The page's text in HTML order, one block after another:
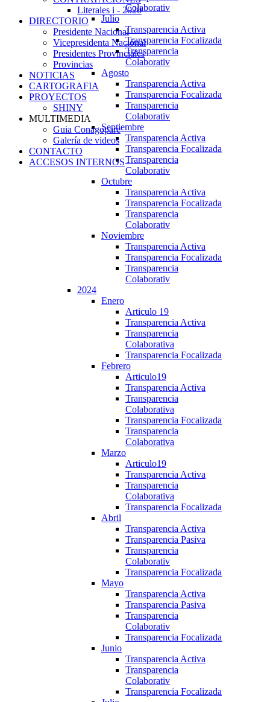
Colaborativ
Julio
Transparencia Activa
Transparencia Focalizada
Transparencia
Colaborativ
Agosto
Transparencia Activa
Transparencia Focalizada
Transparencia
Colaborativ
Septiembre
Transparencia Activa
Transparencia Focalizada
Transparencia
Colaborativ
Octubre
Transparencia Activa
Transparencia Focalizada
Transparencia
Colaborativ
Noviembre
Transparencia Activa
Transparencia Focalizada
Transparencia
Colaborativ
2024
Enero
Articulo 19
Transparencia Activa
Transparencia
Colaborativa
Transparencia Focalizada
Febrero
Articulo19
Transparencia Activa
Transparencia
Colaborativa
Transparencia Focalizada
Transparencia
Colaborativa
Marzo
Articulo19
Transparencia Activa
Transparencia
Colaborativa
Transparencia Focalizada
Abril
Transparencia Activa
Transparencia Pasiva
Transparencia
Colaborativ
Transparencia Focalizada
Mayo
Transparencia Activa
Transparencia Pasiva
Transparencia
Colaborativ
Transparencia Focalizada
Junio
Transparencia Activa
Transparencia
Colaborativ
Transparencia Focalizada
Literales i - 2020
DIRECTORIO
Presidente Nacional
Vicepresidenta Nacional
Presidentes Provinciales
Provincias
NOTICIAS
CARTOGRAFIA
PROYECTOS
SHINY
MULTIMEDIA
Guia Conagopare
Galería de videos
CONTACTO
ACCESOS INTERNOS